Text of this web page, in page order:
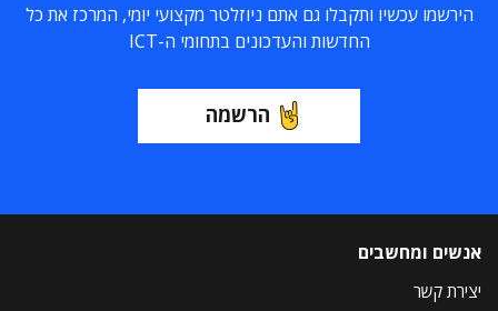
הירשמו עכשיו ותקבלו גם אתם ניוזלטר מקצועי יומי, המרכז את כל
החדשות והעדכונים בתחומי ה-ICT
הרשמה
אנשים ומחשבים
יצירת קשר